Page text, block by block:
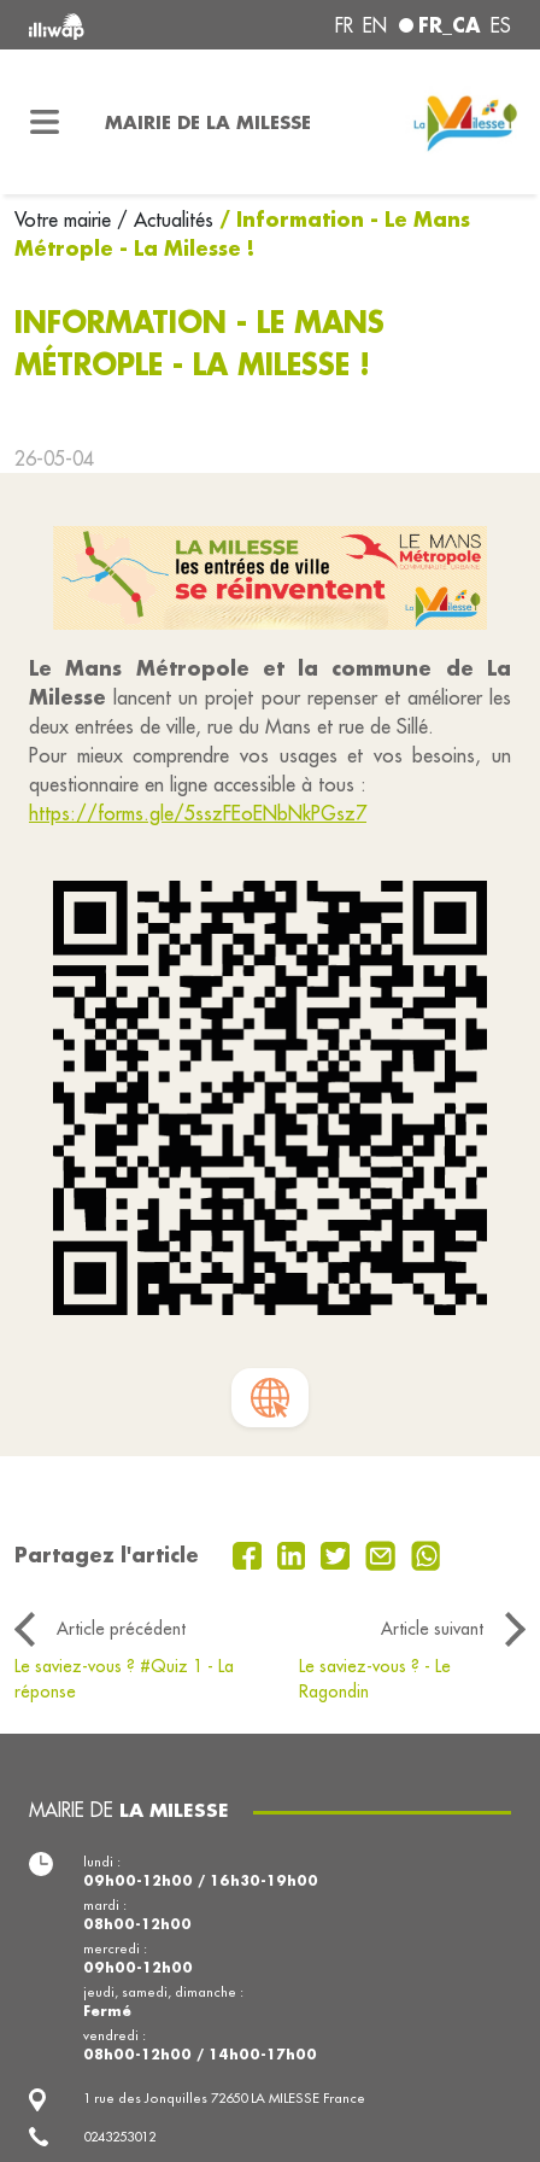
FR EN FR_CA ES
MAIRIE DE LA MILESSE
Votre mairie / Actualités / Information - Le Mans
Métrople - La Milesse !
INFORMATION - LE MANS
MÉTROPLE - LA MILESSE !
26-05-04
Le Mans Métropole et la commune de La
Milesse lancent un projet pour repenser et améliorer les
deux entrées de ville, rue du Mans et rue de Sillé.
Pour mieux comprendre vos usages et vos besoins, un
questionnaire en ligne accessible à tous :
https://forms.gle/5sszFEoENbNkPGsz7
Partagez l'article
Article précédent
Article suivant
Le saviez-vous ? #Quiz 1 - La
réponse
Le saviez-vous ? - Le
Ragondin
MAIRIE DE LA MILESSE
1 rue des Jonquilles 72650 LA MILESSE France
0243253012
lundi :
09h00-12h00 / 16h30-19h00
mardi :
08h00-12h00
mercredi :
09h00-12h00
jeudi, samedi, dimanche :
Fermé
vendredi :
08h00-12h00 / 14h00-17h00